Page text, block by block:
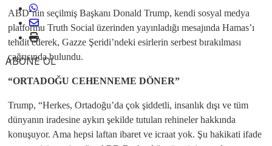
ABONE OL
ABD’nin seçilmiş Başkanı Donald Trump, kendi sosyal medya
platformu Truth Social üzerinden yayınladığı mesajında Hamas’ı
tehdit ederek, Gazze Şeridi’ndeki esirlerin serbest bırakılması
çağrısında bulundu.
“ORTADOĞU CEHENNEME DÖNER”
Trump, “Herkes, Ortadoğu’da çok şiddetli, insanlık dışı ve tüm
dünyanın iradesine aykırı şekilde tutulan rehineler hakkında
konuşuyor. Ama hepsi laftan ibaret ve icraat yok. Şu hakikati ifade